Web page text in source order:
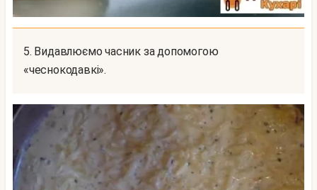
5. Видавлюємо часник за допомогою
«чеснокодавкі».